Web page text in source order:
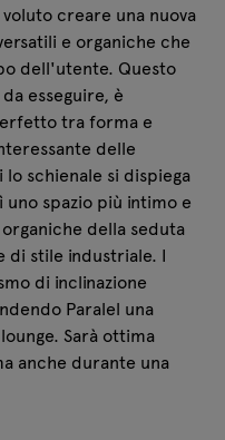
creare una nuova
e organiche che
dell'utente. Questo
esseguire, è
tra forma e
delle
schienale si dispiega
spazio più intimo e
della seduta
di stile industriale. I
di inclinazione
Paralel una
Sarà ottima
anche durante una